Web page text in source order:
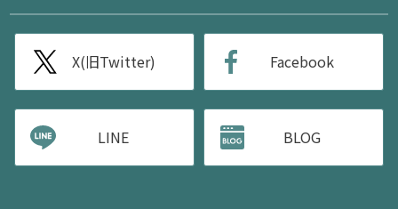
X(旧Twitter) Facebook
LINE BLOG